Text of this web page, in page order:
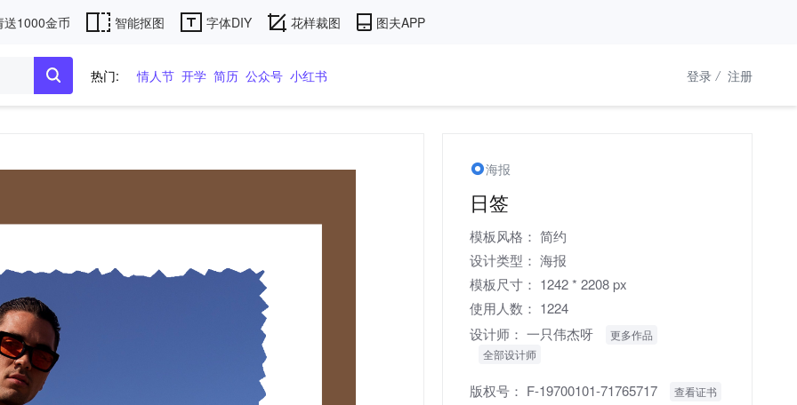
送1000金币 智能抠图 字体DIY 花样裁图 图夫APP
热门: 情人节 开学 简历 公众号 小红书 登录 / 注册
海报
日签
模板风格： 简约
设计类型： 海报
模板尺寸： 1242 * 2208 px
使用人数： 1224
设计师： 一只伟杰呀
更多作品
全部设计师
版权号： F-19700101-71765717 查看证书